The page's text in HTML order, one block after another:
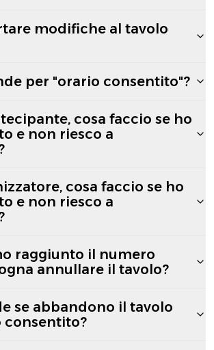
modifiche al tavolo
per "orario consentito"?
cosa faccio se ho
e non riesco a
cosa faccio se ho
e non riesco a
raggiunto il numero
annullare il tavolo?
se abbandono il tavolo